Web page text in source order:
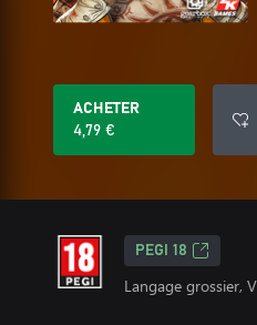
ACHETER
4,79 €
PEGI 18
Langage grossier,